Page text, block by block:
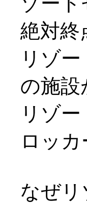
絶対終
リゾ
の施設
リゾ
ロッカ
なぜ